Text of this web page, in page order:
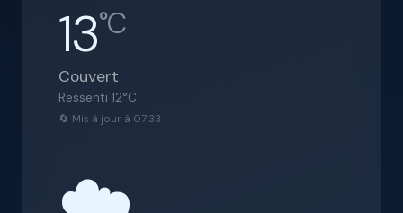
13°C
Couvert
Ressenti 12°C
🔄 Mis à jour à 07:33